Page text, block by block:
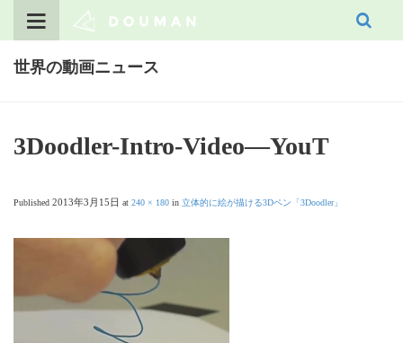
世界の動画ニュース
3Doodler-Intro-Video—YouT
Published 2013年3月15日 at 240 × 180 in 立体的に絵が描ける3Dペン「3Doodler」